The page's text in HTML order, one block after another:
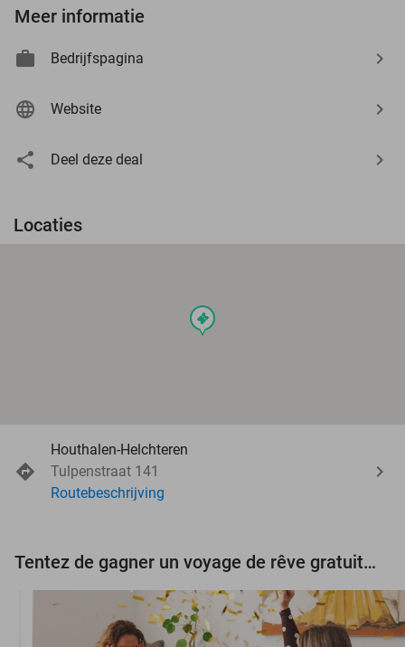
Meer informatie
Bedrijfspagina
Website
Deel deze deal
Locaties
events
Houthalen-Helchteren
Tulpenstraat 141
Routebeschrijving
Tentez de gagner un voyage de rêve gratuit d'une valeur de 3.000 € !